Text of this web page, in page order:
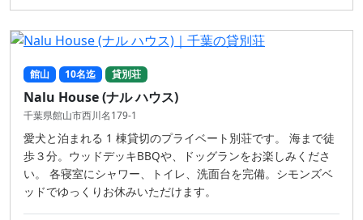
館山 10名迄 貸別荘
Nalu House (ナル ハウス)
千葉県館山市西川名179-1
愛犬と泊まれる 1 棟貸切のプライベート別荘です。 海まで徒
歩３分。ウッドデッキBBQや、ドッグランをお楽しみくださ
い。 各寝室にシャワー、トイレ、洗面台を完備。シモンズベ
ッドでゆっくりお休みいただけます。